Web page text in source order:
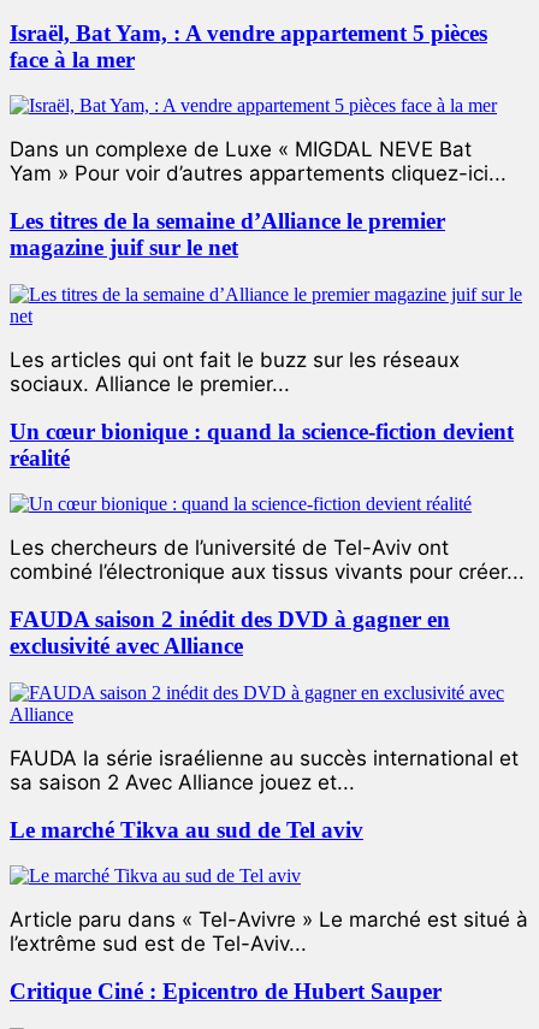
Israël, Bat Yam, : A vendre appartement 5 pièces
face à la mer
Dans un complexe de Luxe « MIGDAL NEVE Bat
Yam » Pour voir d’autres appartements cliquez-ici...
Les titres de la semaine d’Alliance le premier
magazine juif sur le net
Les articles qui ont fait le buzz sur les réseaux
sociaux. Alliance le premier...
Un cœur bionique : quand la science-fiction devient
réalité
Les chercheurs de l’université de Tel-Aviv ont
combiné l’électronique aux tissus vivants pour créer...
FAUDA saison 2 inédit des DVD à gagner en
exclusivité avec Alliance
FAUDA la série israélienne au succès international et
sa saison 2 Avec Alliance jouez et...
Le marché Tikva au sud de Tel aviv
Article paru dans « Tel-Avivre » Le marché est situé à
l’extrême sud est de Tel-Aviv...
Critique Ciné : Epicentro de Hubert Sauper